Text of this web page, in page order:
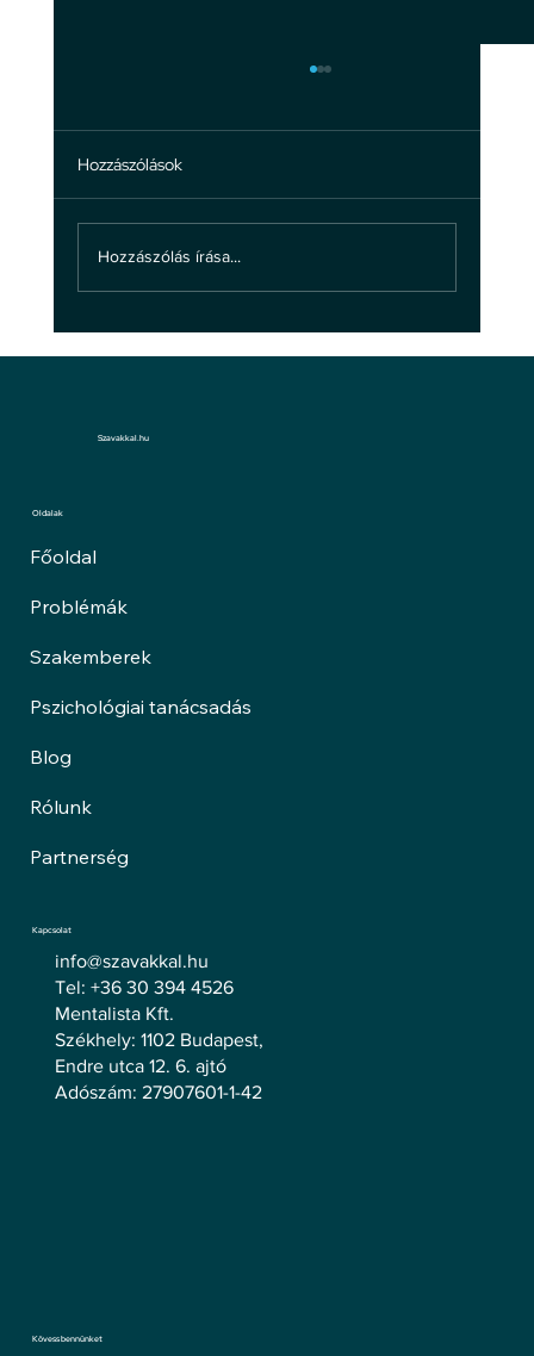
Hozzászólások
Hozzászólás írása...
Szavakkal.hu
Oldalak
Főoldal
Problémák
Szakemberek
Pszichológiai tanácsadás
Blog
Rólunk
Partnerség
Kapcsolat
info@szavakkal.hu
Tel: +36 30 394 4526
Mentalista Kft.
Székhely: 1102 Budapest,
Endre utca 12. 6. ajtó
Adószám: 27907601-1-42
Kövess bennünket